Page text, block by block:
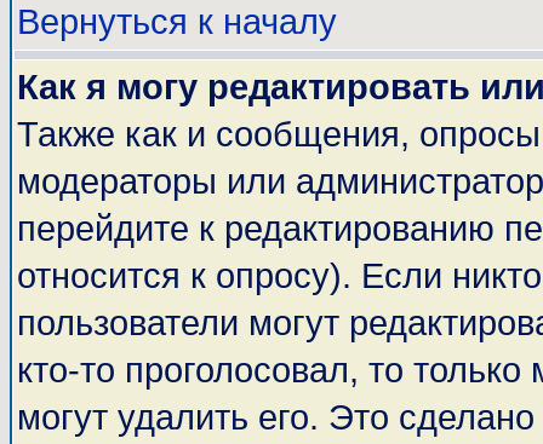
Вернуться к началу
Как я могу редактировать
Также как и сообщения, опросы
модераторы или
перейдите к редактированию
относится к опросу). Если
пользователи могут
кто-то проголосовал, то
могут удалить его. Это